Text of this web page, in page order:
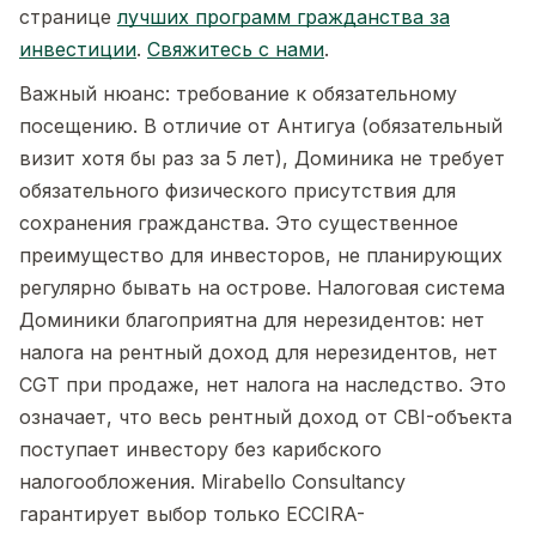
страницелучших программ гражданства за
инвестиции. Свяжитесь с нами.
Важный нюанс: требование к обязательному
посещению. В отличие от Антигуа (обязательный
визит хотя бы раз за 5 лет), Доминика не требует
обязательного физического присутствия для
сохранения гражданства. Это существенное
преимущество для инвесторов, не планирующих
регулярно бывать на острове. Налоговая система
Доминики благоприятна для нерезидентов: нет
налога на рентный доход для нерезидентов, нет
CGT при продаже, нет налога на наследство. Это
означает, что весь рентный доход от CBI-объекта
поступает инвестору без карибского
налогообложения. Mirabello Consultancy
гарантирует выбор только ECCIRA-